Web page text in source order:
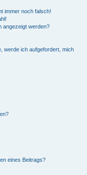
immer noch falsch!
angezeigt werden?
werde ich aufgefordert, mich
eines Beitrags?